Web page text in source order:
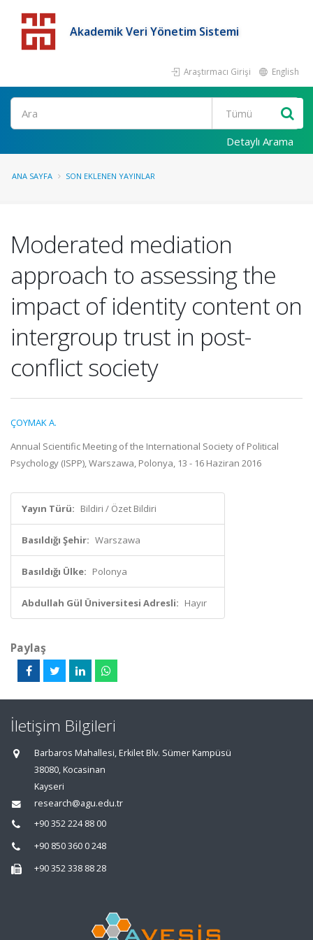
Akademik Veri Yönetim Sistemi
Araştırmacı Girişi English
Detaylı Arama
ANA SAYFA SON EKLENEN YAYINLAR
Moderated mediation
approach to assessing the
impact of identity content on
intergroup trust in post-
conflict society
ÇOYMAK A.
Annual Scientific Meeting of the International Society of Political
Psychology (ISPP), Warszawa, Polonya, 13 - 16 Haziran 2016
Yayın Türü: Bildiri / Özet Bildiri
Basıldığı Şehir: Warszawa
Basıldığı Ülke: Polonya
Abdullah Gül Üniversitesi Adresli: Hayır
Paylaş
İletişim Bilgileri
Barbaros Mahallesi, Erkilet Blv. Sümer Kampüsü
38080, Kocasinan
Kayseri
research@agu.edu.tr
+90 352 224 88 00
+90 850 360 0 248
+90 352 338 88 28